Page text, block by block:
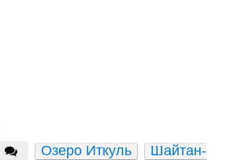
Озеро Иткуль
Шайтан-